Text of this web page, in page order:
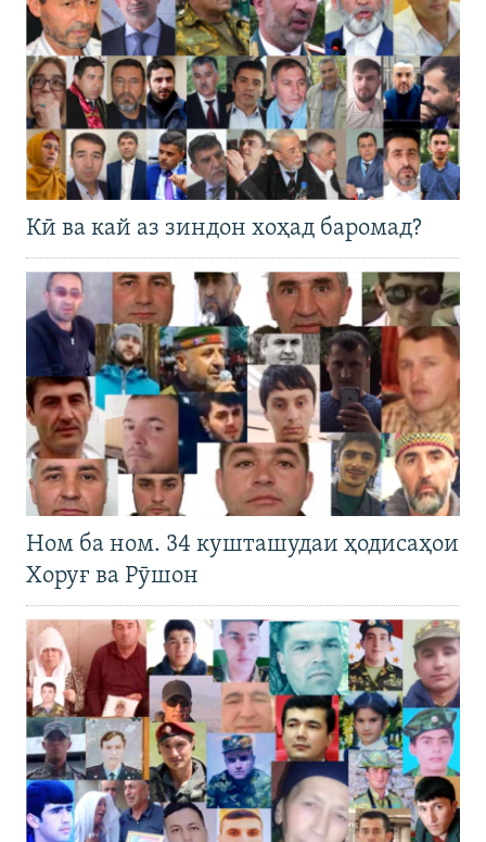
Кӣ ва кай аз зиндон хоҳад баромад?
Ном ба ном. 34 кушташудаи ҳодисаҳои
Хоруғ ва Рӯшон